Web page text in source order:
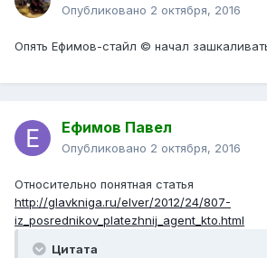
Опубликовано 2 октября, 2016
Опять Ефимов-стайл © начал
Ефимов Павел
Опубликовано 2 октября, 2016
Относительно понятная статья
http://glavkniga.ru/elver/2012/24/807-
iz_posrednikov_platezhnij_agent_kto.html
Цитата